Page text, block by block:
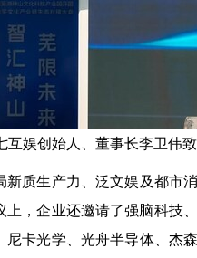
互娱创始人、董事长李卫伟
质生产力、泛文娱及都市
上，企业还邀请了强脑科技
卡光学、光舟半导体、杰